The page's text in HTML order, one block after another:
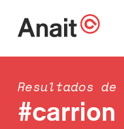
Resultados de
#carrion